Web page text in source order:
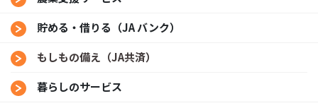
貯める・借りる（JA バンク）
もしもの備え（JA共済）
暮らしのサービス